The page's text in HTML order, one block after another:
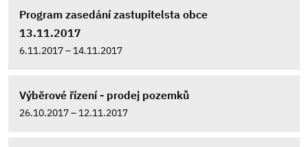
Program zasedání zastupitelsta obce
13.11.2017
6.11.2017 – 14.11.2017
Výběrové řízení - prodej pozemků
26.10.2017 – 12.11.2017